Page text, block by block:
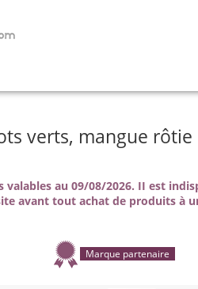
verts, mangue
valables au 09/08/2026. II est
avant tout achat de produits à
Marque partenaire